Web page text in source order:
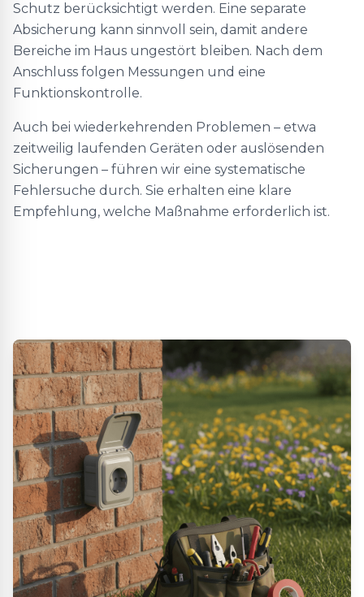
Schutz berücksichtigt werden. Eine separate
Absicherung kann sinnvoll sein, damit andere
Bereiche im Haus ungestört bleiben. Nach dem
Anschluss folgen Messungen und eine
Funktionskontrolle.
Auch bei wiederkehrenden Problemen – etwa
zeitweilig laufenden Geräten oder auslösenden
Sicherungen – führen wir eine systematische
Fehlersuche durch. Sie erhalten eine klare
Empfehlung, welche Maßnahme erforderlich ist.